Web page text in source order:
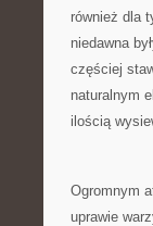
również dla
niedawna
częściej
naturalnym
ilością
Ogromnym
uprawie